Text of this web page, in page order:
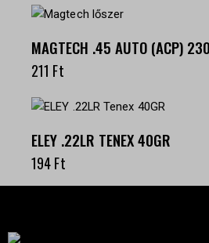
MAGTECH .45 AUTO (ACP)
211 Ft
ELEY .22LR TENEX 40GR
194Ft